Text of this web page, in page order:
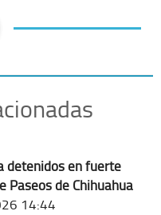
detenidos en fuerte
Paseos de Chihuahua
14:44